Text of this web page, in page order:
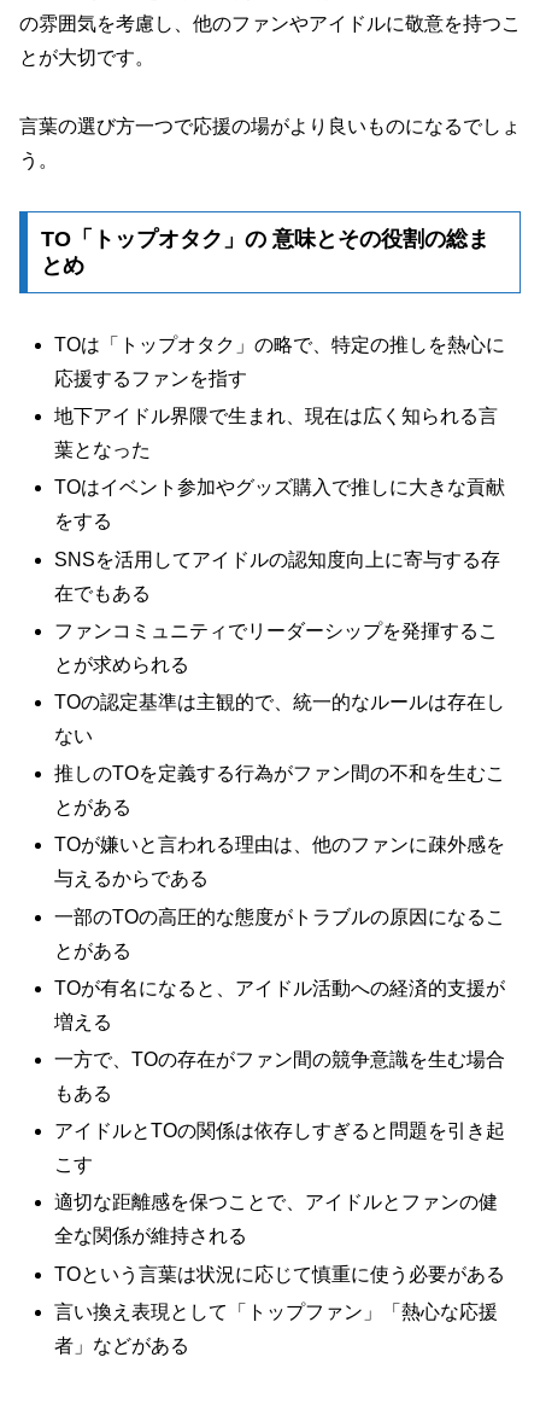
の雰囲気を考慮し、他のファンやアイドルに敬意を持つこ
とが大切です。
言葉の選び方一つで応援の場がより良いものになるでしょ
う。
TO「トップオタク」の 意味とその役割の総ま
とめ
TOは「トップオタク」の略で、特定の推しを熱心に
応援するファンを指す
地下アイドル界隈で生まれ、現在は広く知られる言
葉となった
TOはイベント参加やグッズ購入で推しに大きな貢献
をする
SNSを活用してアイドルの認知度向上に寄与する存
在でもある
ファンコミュニティでリーダーシップを発揮するこ
とが求められる
TOの認定基準は主観的で、統一的なルールは存在し
ない
推しのTOを定義する行為がファン間の不和を生むこ
とがある
TOが嫌いと言われる理由は、他のファンに疎外感を
与えるからである
一部のTOの高圧的な態度がトラブルの原因になるこ
とがある
TOが有名になると、アイドル活動への経済的支援が
増える
一方で、TOの存在がファン間の競争意識を生む場合
もある
アイドルとTOの関係は依存しすぎると問題を引き起
こす
適切な距離感を保つことで、アイドルとファンの健
全な関係が維持される
TOという言葉は状況に応じて慎重に使う必要がある
言い換え表現として「トップファン」「熱心な応援
者」などがある